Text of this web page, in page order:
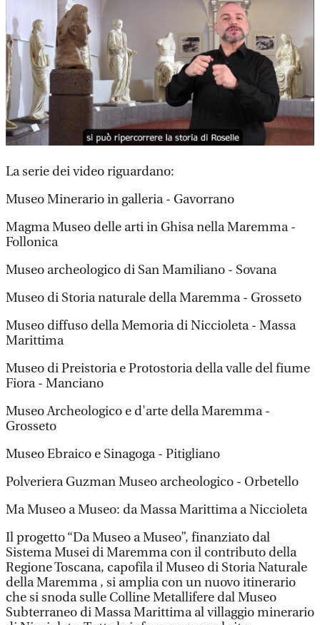
La serie dei video riguardano:
Museo Minerario in galleria - Gavorrano
Magma Museo delle arti in Ghisa nella Maremma -
Follonica
Museo archeologico di San Mamiliano - Sovana
Museo di Storia naturale della Maremma - Grosseto
Museo diffuso della Memoria di Niccioleta - Massa
Marittima
Museo di Preistoria e Protostoria della valle del fiume
Fiora - Manciano
Museo Archeologico e d'arte della Maremma -
Grosseto
Museo Ebraico e Sinagoga - Pitigliano
Polveriera Guzman Museo archeologico - Orbetello
Ma Museo a Museo: da Massa Marittima a Niccioleta
Il progetto “Da Museo a Museo”, finanziato dal
Sistema Musei di Maremma con il contributo della
Regione Toscana, capofila il Museo di Storia Naturale
della Maremma , si amplia con un nuovo itinerario
che si snoda sulle Colline Metallifere dal Museo
Subterraneo di Massa Marittima al villaggio minerario